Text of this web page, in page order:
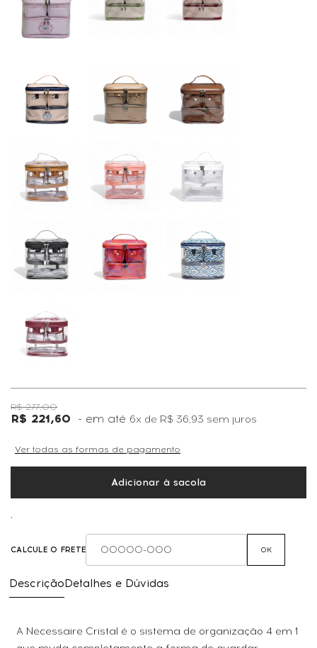
DescriçãoDetalhes e Dúvidas
A Necessaire Cristal é o sistema de organização 4 em 1
R$ 277,00
R$ 221,60 6x de R$ 36,93 sem juros
Ver todas as formas de pagamento
Adicionar à sacola
,
CALCULE O FRETE OK